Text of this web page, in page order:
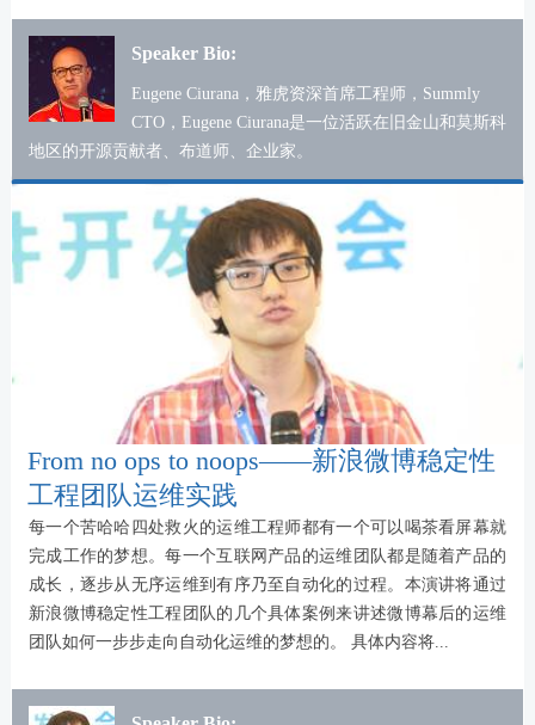
Speaker Bio:
Eugene Ciurana，雅虎资深首席工程师，Summly
CTO，Eugene Ciurana是一位活跃在旧金山和莫斯科
地区的开源贡献者、布道师、企业家。
From no ops to noops——新浪微博稳定性
工程团队运维实践
每一个苦哈哈四处救火的运维工程师都有一个可以喝茶看屏幕就
完成工作的梦想。每一个互联网产品的运维团队都是随着产品的
成长，逐步从无序运维到有序乃至自动化的过程。本演讲将通过
新浪微博稳定性工程团队的几个具体案例来讲述微博幕后的运维
团队如何一步步走向自动化运维的梦想的。 具体内容将...